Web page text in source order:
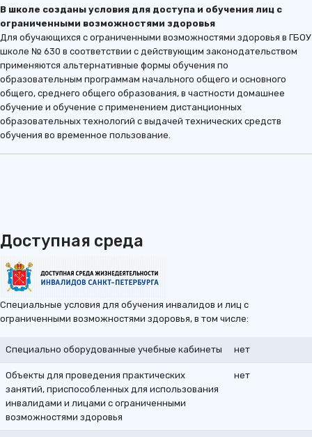
В школе созданы условия для доступа и обучения лиц с
ограниченными возможностями здоровья
Для обучающихся с ограниченными возможностями здоровья в ГБОУ
школе № 630 в соответствии с действующим законодательством
применяются альтернативные формы обучения по
образовательным программам начального общего и основного
общего, среднего общего образования, в частности домашнее
обучение и обучение с применением дистанционных
образовательных технологий с выдачей технических средств
обучения во временное пользование.
Доступная среда
Специальные условия для обучения инвалидов и лиц с
ограниченными возможностями здоровья, в том числе:
Специально оборудованные учебные кабинеты нет
Объекты для проведения практических
занятий, приспособленных для использования
инвалидами и лицами с ограниченными
возможностями здоровья
нет